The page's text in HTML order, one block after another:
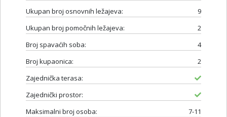
Ukupan broj osnovnih ležajeva:
9
Ukupan broj pomočnih ležajeva:
2
Broj spavaćih soba:
4
Broj kupaonica:
2
Zajednička terasa:
Zajednički prostor:
Maksimalni broj osoba:
7-11